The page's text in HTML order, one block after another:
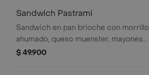
Sandwich Pastrami
Sandwich en pan brioche con morrillo
ahumado, queso muenster, mayonesa
de pimentones, cebolla roja encurtida
$ 49.900